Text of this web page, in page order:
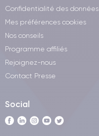
Confidentialité des données
Mes préférences cookies
Nos conseils
Programme affiliés
Rejoignez-nous
Contact Presse
Social